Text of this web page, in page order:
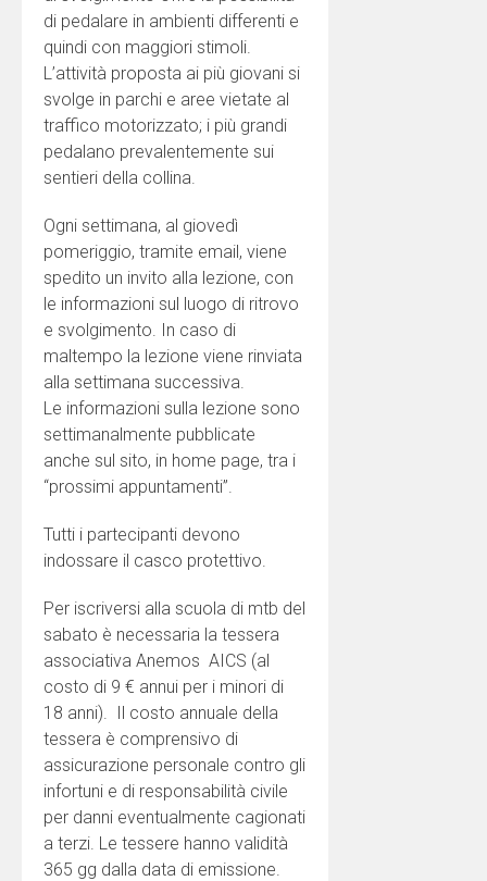
di pedalare in ambienti differenti e
quindi con maggiori stimoli.
L’attività proposta ai più giovani si
svolge in parchi e aree vietate al
traffico motorizzato; i più grandi
pedalano prevalentemente sui
sentieri della collina.
Ogni settimana, al giovedì
pomeriggio, tramite email, viene
spedito un invito alla lezione, con
le informazioni sul luogo di ritrovo
e svolgimento. In caso di
maltempo la lezione viene rinviata
alla settimana successiva.
Le informazioni sulla lezione sono
settimanalmente pubblicate
anche sul sito, in home page, tra i
“prossimi appuntamenti”.
Tutti i partecipanti devono
indossare il casco protettivo.
Per iscriversi alla scuola di mtb del
sabato è necessaria la tessera
associativa Anemos AICS (al
costo di 9 € annui per i minori di
18 anni). Il costo annuale della
tessera è comprensivo di
assicurazione personale contro gli
infortuni e di responsabilità civile
per danni eventualmente cagionati
a terzi. Le tessere hanno validità
365 gg dalla data di emissione.